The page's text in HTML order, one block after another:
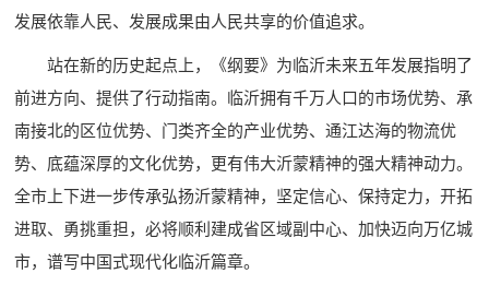
发展依靠人民、发展成果由人民共享的价值追求。
站在新的历史起点上，《纲要》为临沂未来五年发展指明了
前进方向、提供了行动指南。临沂拥有千万人口的市场优势、承
南接北的区位优势、门类齐全的产业优势、通江达海的物流优
势、底蕴深厚的文化优势，更有伟大沂蒙精神的强大精神动力。
全市上下进一步传承弘扬沂蒙精神，坚定信心、保持定力，开拓
进取、勇挑重担，必将顺利建成省区域副中心、加快迈向万亿城
市，谱写中国式现代化临沂篇章。